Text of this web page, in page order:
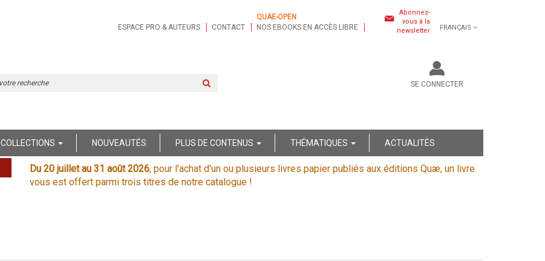
ESPACE PRO & AUTEURS CONTACT
QUAE-OPEN
NOS EBOOKS EN ACCÈS LIBRE
Abonnez-
vous à la
newsletter
FRANÇAIS
SE CONNECTER
COLLECTIONS NOUVEAUTÉS PLUS DE CONTENUS THÉMATIQUES ACTUALITÉS
Du 20 juillet au 31 août 2026, pour l'achat d'un ou plusieurs livres papier publiés aux éditions Quæ, un livre
vous est offert parmi trois titres de notre catalogue !